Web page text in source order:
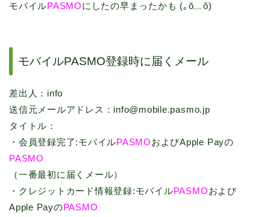
モバイルPASMOにしたの早まったかも (｡ŏ﹏ŏ)
モバイルPASMO登録時に届くメール
差出人：info
送信元メールアドレス：info@mobile.pasmo.jp
タイトル：
・会員登録完了:モバイルPASMOおよびApple Payの
PASMO
（一番最初に届くメール）
・クレジットカード情報登録:モバイルPASMOおよび
Apple PayのPASMO